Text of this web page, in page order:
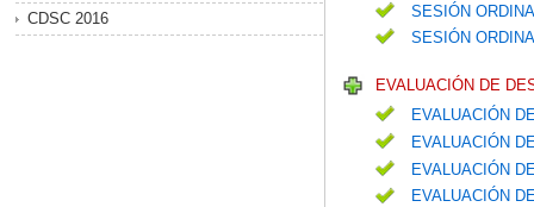
CDSC 2016
SESIÓN
SESIÓN
EVALUACIÓN DE
EVALUACIÓN
EVALUACIÓN
EVALUACIÓN
EVALUACIÓN